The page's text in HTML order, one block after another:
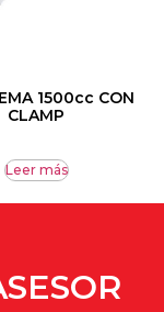
1500cc CON
CLAMP
Leer más